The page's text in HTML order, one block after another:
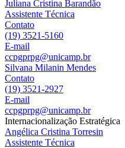
Juliana Cristina Barandão
Assistente Técnica
Contato
(19) 3521-5160
E-mail
ccpgprpg@unicamp.br
Silvana Milanin Mendes
Contato
(19) 3521-2927
E-mail
ccpgprpg@unicamp.br
Internacionalização Estratégica
Angélica Cristina Torresin
Assistente Técnica